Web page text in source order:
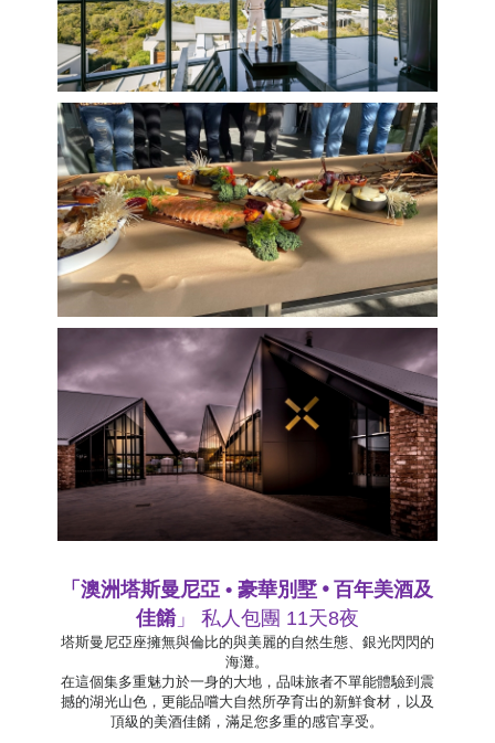
「澳洲塔斯曼尼亞 •豪華別墅•百年美酒及
佳餚」 私人包團 11天8夜
塔斯曼尼亞座擁無與倫比的與美麗的自然生態、銀光閃閃的
海灘。
在這個集多重魅力於一身的大地，品味旅者不單能體驗到震
撼的湖光山色，更能品嚐大自然所孕育出的新鮮食材，以及
頂級的美酒佳餚，滿足您多重的感官享受。